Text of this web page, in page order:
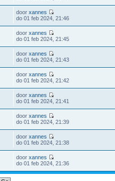
doorxannes
do 01 feb 2024, 21:46
doorxannes
do 01 feb 2024, 21:45
doorxannes
do 01 feb 2024, 21:43
doorxannes
do 01 feb 2024, 21:42
doorxannes
do 01 feb 2024, 21:41
doorxannes
do 01 feb 2024, 21:39
doorxannes
do 01 feb 2024, 21:38
doorxannes
do 01 feb 2024, 21:36